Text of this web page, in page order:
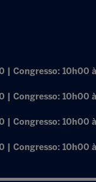
| Congresso: 10h00
| Congresso: 10h00
| Congresso: 10h00
| Congresso: 10h00